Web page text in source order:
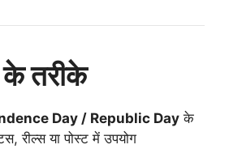
के तरीके
Day / Republic Day के
रील्स या पोस्ट में उपयोग